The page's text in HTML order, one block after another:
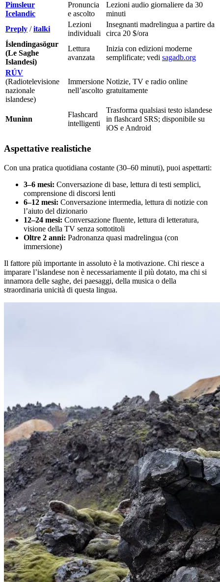
Pimsleur
Icelandic
Pronuncia
e ascolto
Lezioni audio giornaliere da 30
minuti
Preply /italki
Lezioni
individuali
Insegnanti madrelingua a partire da
circa 20 $/ora
Íslendingasögur
(Le Saghe
Islandesi)
Lettura
avanzata
Inizia con edizioni moderne
semplificate; vedi sagadb.org
RÚV
(Radiotelevisione
nazionale
islandese)
Immersione
nell’ascolto
Notizie, TV e radio online
gratuitamente
Muninn
Flashcard
intelligenti
Trasforma qualsiasi testo islandese
in flashcard SRS; disponibile su
iOS e Android
Aspettative realistiche
Con una pratica quotidiana costante (30–60 minuti), puoi aspettarti:
3–6 mesi: Conversazione di base, lettura di testi semplici,
comprensione di discorsi lenti
6–12 mesi: Conversazione intermedia, lettura di notizie con
l’aiuto del dizionario
12–24 mesi: Conversazione fluente, lettura di letteratura,
visione della TV senza sottotitoli
Oltre 2 anni: Padronanza quasi madrelingua (con
immersione)
Il fattore più importante in assoluto è la motivazione. Chi riesce a
imparare l’islandese non è necessariamente il più dotato, ma chi si
innamora delle saghe, dei paesaggi, della musica o della
straordinaria unicità di questa lingua.